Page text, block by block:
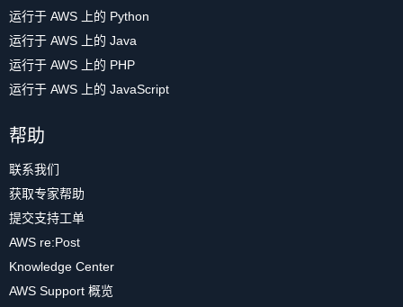
运行于 AWS 上的 Python
运行于 AWS 上的 Java
运行于 AWS 上的 PHP
运行于 AWS 上的 JavaScript
帮助
联系我们
获取专家帮助
提交支持工单
AWS re:Post
Knowledge Center
AWS Support 概览